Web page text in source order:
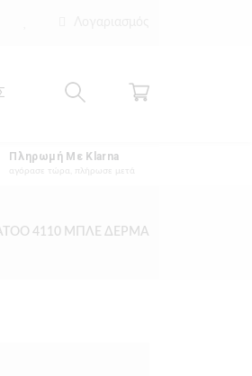
Πληρωμή Με Klarna
αγόρασε τώρα, πλήρωσε μετά
4110 ΜΠΛΕ ΔΕΡΜΑ